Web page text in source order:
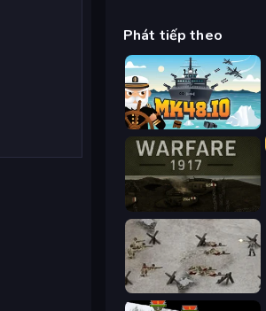
Phát tiếp theo
Mk48.io
Warfare 1917
Warfare 1944